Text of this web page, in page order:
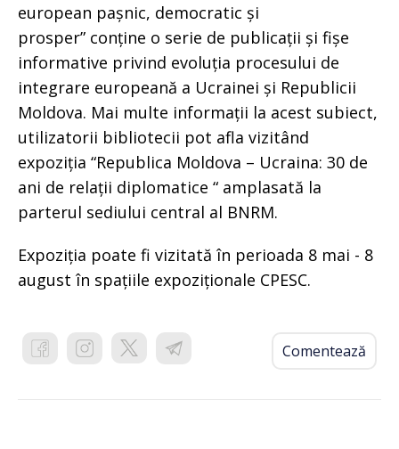
european pașnic, democratic și
prosper” conține o serie de publicații și fișe
informative privind evoluția procesului de
integrare europeană a Ucrainei și Republicii
Moldova. Mai multe informații la acest subiect,
utilizatorii bibliotecii pot afla vizitând
expoziția “Republica Moldova – Ucraina: 30 de
ani de relații diplomatice “ amplasată la
parterul sediului central al BNRM.
Expoziția poate fi vizitată în perioada 8 mai - 8
august în spațiile expoziționale CPESC.
Comentează